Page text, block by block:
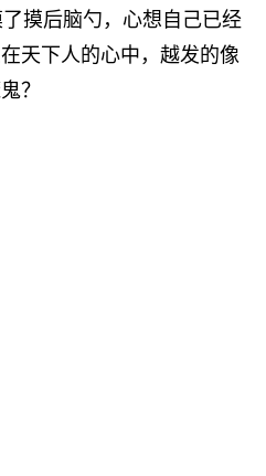
摸后脑勺，心想自己已经
天下人的心中，越发的像
？